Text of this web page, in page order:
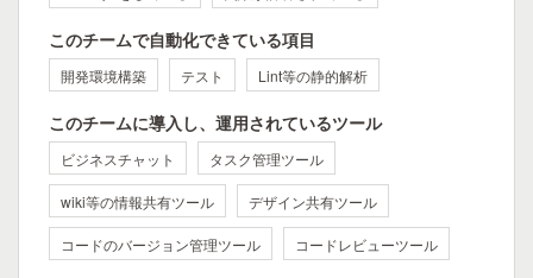
このチームで自動化できている項目
開発環境構築 テスト Lint等の静的解析
このチームに導入し、運用されているツール
ビジネスチャット タスク管理ツール
wiki等の情報共有ツール デザイン共有ツール
コードのバージョン管理ツール コードレビューツール